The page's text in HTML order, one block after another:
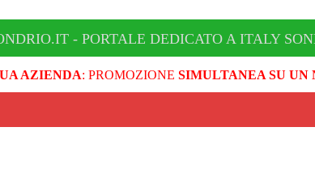
- PORTALE DEDICATO A ITALY
AZIENDA: PROMOZIONE SIMULTANEA SU UN